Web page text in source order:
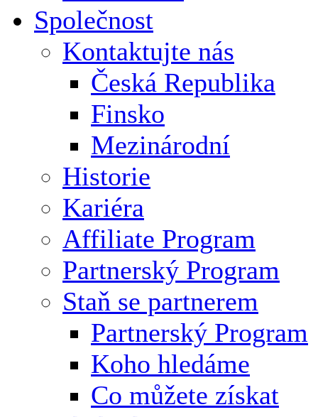
Společnost
Kontaktujte nás
Česká Republika
Finsko
Mezinárodní
Historie
Kariéra
Affiliate Program
Partnerský Program
Staň se partnerem
Partnerský Program
Koho hledáme
Co můžete získat